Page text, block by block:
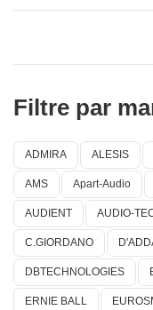
Filtre par
ADMIRA ALESIS
AMS Apart-Audio
AUDIENT AUDIO-
C.GIORDANO
DBTECHNOLOGIES
ERNIE BALL